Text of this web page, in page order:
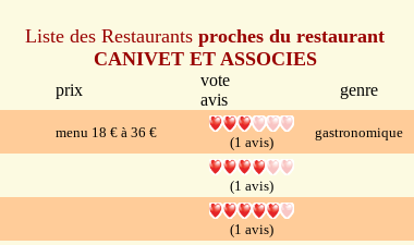
Liste des Restaurants proches du restaurant
CANIVET ET ASSOCIES
prix
vote
avis
genre
menu 18 € à 36 €
(1 avis)
gastronomique
(1 avis)
(1 avis)